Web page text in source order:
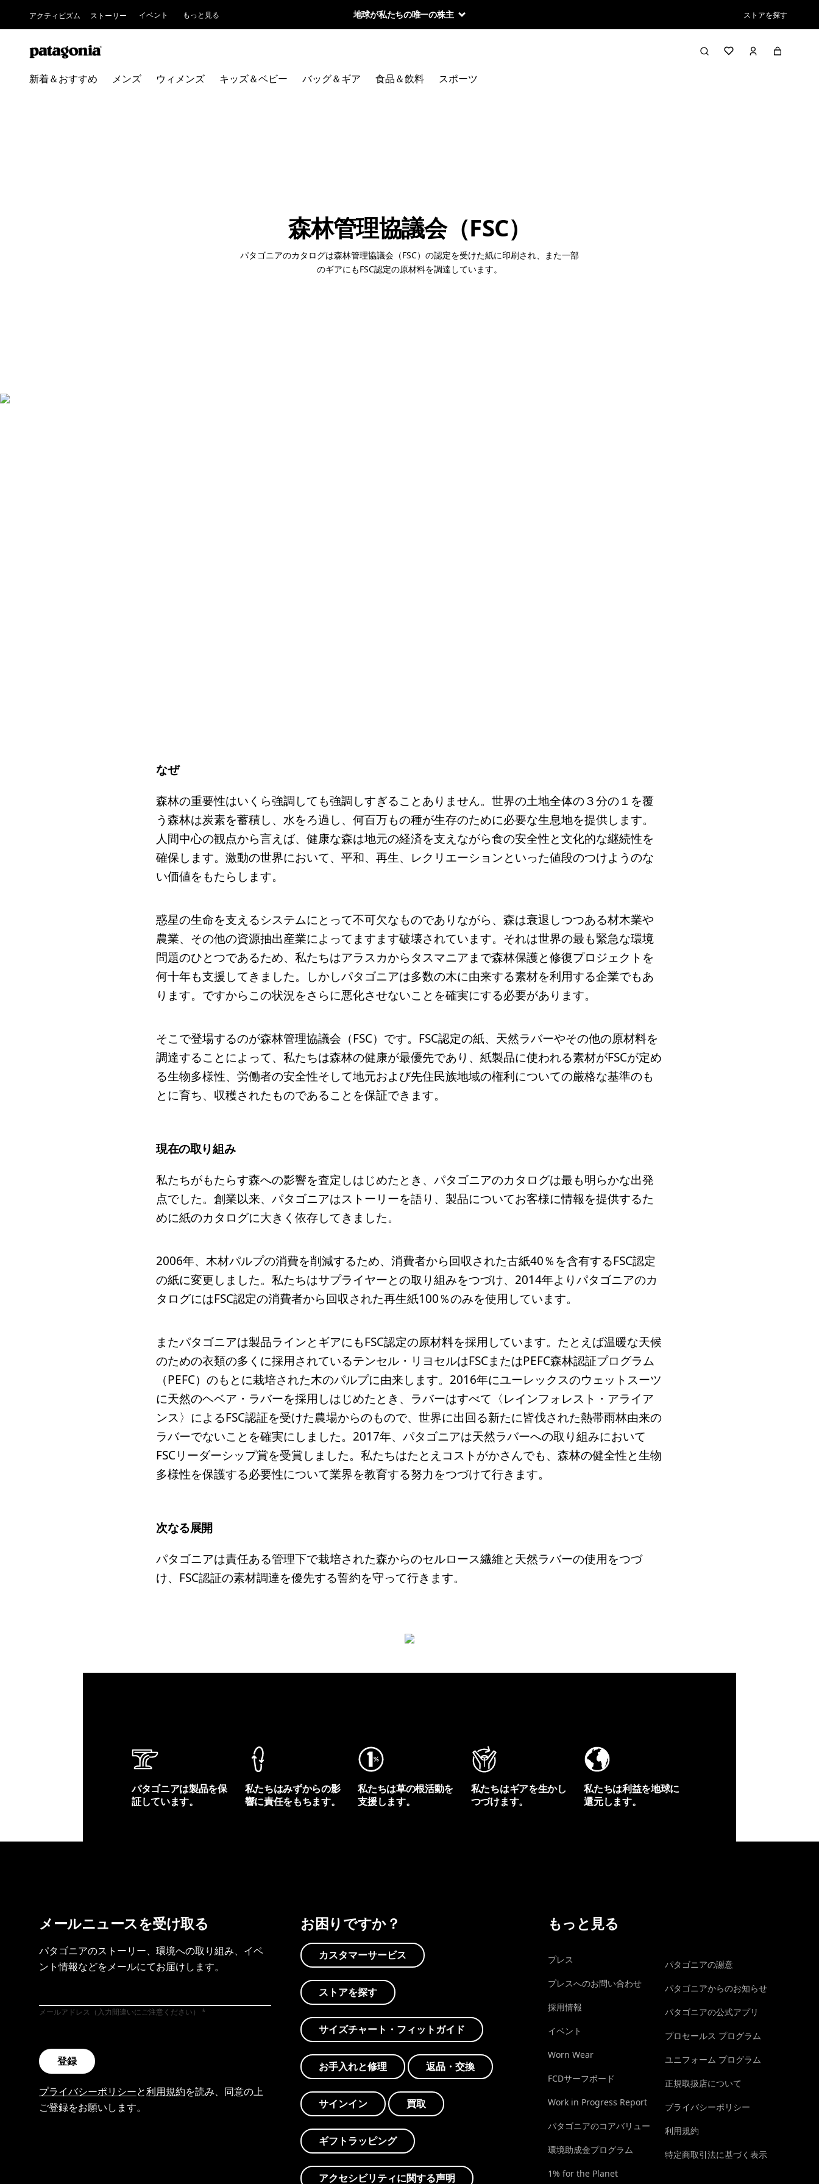
アクティビズム ストーリー イベント もっと見る 地球が私たちの唯一の株主 ストアを探す
新着＆おすすめ メンズ ウィメンズ キッズ＆ベビー バッグ＆ギア 食品＆飲料 スポーツ
森林管理協議会（FSC）
パタゴニアのカタログは森林管理協議会（FSC）の認定を受けた紙に印刷され、また一部
のギアにもFSC認定の原材料を調達しています。
なぜ
森林の重要性はいくら強調しても強調しすぎることありません。世界の土地全体の３分の１を覆
う森林は炭素を蓄積し、水をろ過し、何百万もの種が生存のために必要な生息地を提供します。
人間中心の観点から言えば、健康な森は地元の経済を支えながら食の安全性と文化的な継続性を
確保します。激動の世界において、平和、再生、レクリエーションといった値段のつけようのな
い価値をもたらします。
惑星の生命を支えるシステムにとって不可欠なものでありながら、森は衰退しつつある材木業や
農業、その他の資源抽出産業によってますます破壊されています。それは世界の最も緊急な環境
問題のひとつであるため、私たちはアラスカからタスマニアまで森林保護と修復プロジェクトを
何十年も支援してきました。しかしパタゴニアは多数の木に由来する素材を利用する企業でもあ
ります。ですからこの状況をさらに悪化させないことを確実にする必要があります。
そこで登場するのが森林管理協議会（FSC）です。FSC認定の紙、天然ラバーやその他の原材料を
調達することによって、私たちは森林の健康が最優先であり、紙製品に使われる素材がFSCが定め
る生物多様性、労働者の安全性そして地元および先住民族地域の権利についての厳格な基準のも
とに育ち、収穫されたものであることを保証できます。
現在の取り組み
私たちがもたらす森への影響を査定しはじめたとき、パタゴニアのカタログは最も明らかな出発
点でした。創業以来、パタゴニアはストーリーを語り、製品についてお客様に情報を提供するた
めに紙のカタログに大きく依存してきました。
2006年、木材パルプの消費を削減するため、消費者から回収された古紙40％を含有するFSC認定
の紙に変更しました。私たちはサプライヤーとの取り組みをつづけ、2014年よりパタゴニアのカ
タログにはFSC認定の消費者から回収された再生紙100％のみを使用しています。
またパタゴニアは製品ラインとギアにもFSC認定の原材料を採用しています。たとえば温暖な天候
のための衣類の多くに採用されているテンセル・リヨセルはFSCまたはPEFC森林認証プログラム
（PEFC）のもとに栽培された木のパルプに由来します。2016年にユーレックスのウェットスーツ
に天然のヘベア・ラバーを採用しはじめたとき、ラバーはすべて〈レインフォレスト・アライア
ンス〉によるFSC認証を受けた農場からのもので、世界に出回る新たに皆伐された熱帯雨林由来の
ラバーでないことを確実にしました。2017年、パタゴニアは天然ラバーへの取り組みにおいて
FSCリーダーシップ賞を受賞しました。私たちはたとえコストがかさんでも、森林の健全性と生物
多様性を保護する必要性について業界を教育する努力をつづけて行きます。
次なる展開
パタゴニアは責任ある管理下で栽培された森からのセルロース繊維と天然ラバーの使用をつづ
け、FSC認証の素材調達を優先する誓約を守って行きます。
パタゴニアは製品を保
証しています。
私たちはみずからの影
響に責任をもちます。
私たちは草の根活動を
支援します。
私たちはギアを生かし
つづけます。
私たちは利益を地球に
還元します。
メールニュースを受け取る
パタゴニアのストーリー、環境への取り組み、イベ
ント情報などをメールにてお届けします。
メールアドレス（入力間違いにご注意ください）
登録
プライバシーポリシーと利用規約を読み、同意の上
ご登録をお願いします。
お困りですか？
カスタマーサービス
ストアを探す
サイズチャート・フィットガイド
お手入れと修理 返品・交換
サインイン 買取
ギフトラッピング
アクセシビリティに関する声明
もっと見る
プレス
プレスへのお問い合わせ
採用情報
イベント
Worn Wear
FCDサーフボード
Work in Progress Report
パタゴニアのコアバリュー
環境助成金プログラム
1% for the Planet
パタゴニアの謝意
パタゴニアからのお知らせ
パタゴニアの公式アプリ
プロセールス プログラム
ユニフォーム プログラム
正規取扱店について
プライバシーポリシー
利用規約
特定商取引法に基づく表示